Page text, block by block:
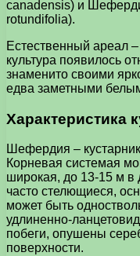
canadensis) и
rotundifolia).
Естественный ареал
культура появилось
знаменито своими
едва заметными
Характеристика
Шефердия –
Корневая системая
широкая, до 13-15 м в
часто стелющиеся,
может быть
удлиненно-
побеги, опушены
поверхности.